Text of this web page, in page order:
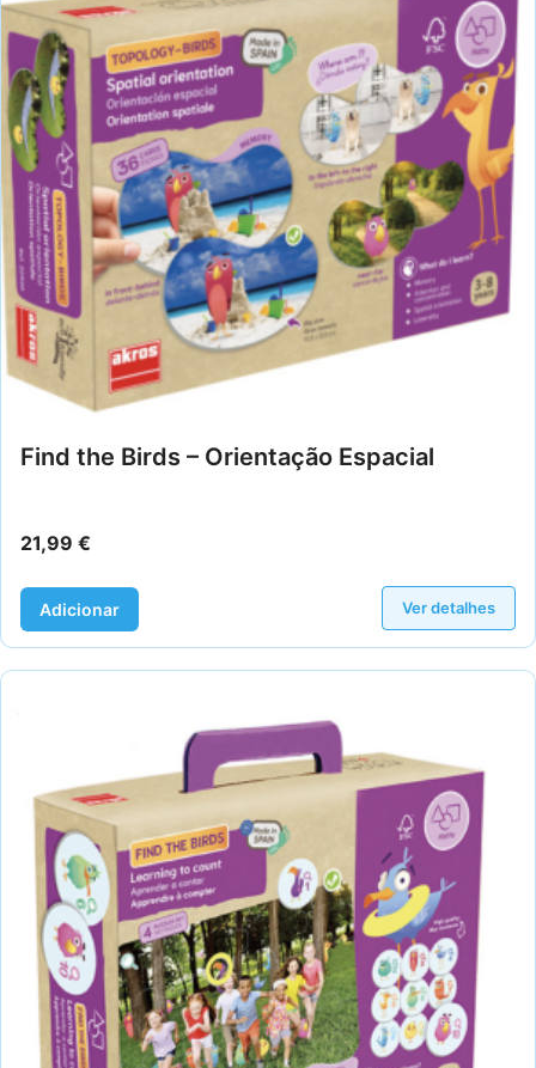
Find the Birds – Orientação Espacial
21,99 €
Adicionar Ver detalhes